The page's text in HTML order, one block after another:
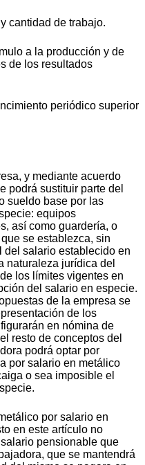
cantidad de trabajo.
a la producción y de
de los resultados
periódico superior
y mediante acuerdo
podrá sustituir parte del
sueldo base por las
equipos
así como guardería, o
se establezca, sin
del salario establecido en
naturaleza jurídica del
los límites vigentes en
del salario en especie.
de la empresa se
de los
en nómina de
resto de conceptos del
podrá optar por
por salario en metálico
o sea imposible el
por salario en
en este artículo no
pensionable que
que se mantendrá